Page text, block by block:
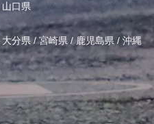
山口県
大分県/宮崎県 /鹿児島県 / 沖縄